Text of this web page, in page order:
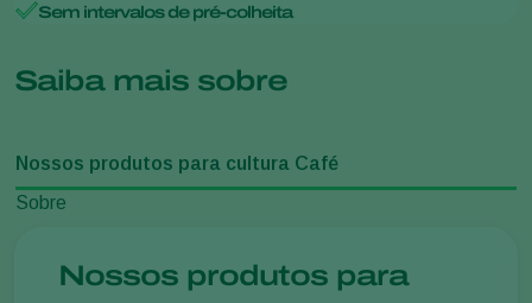
Sem intervalos de pré-colheita
Saiba mais sobre
Nossos produtos para cultura Café
Sobre
Nossos produtos para